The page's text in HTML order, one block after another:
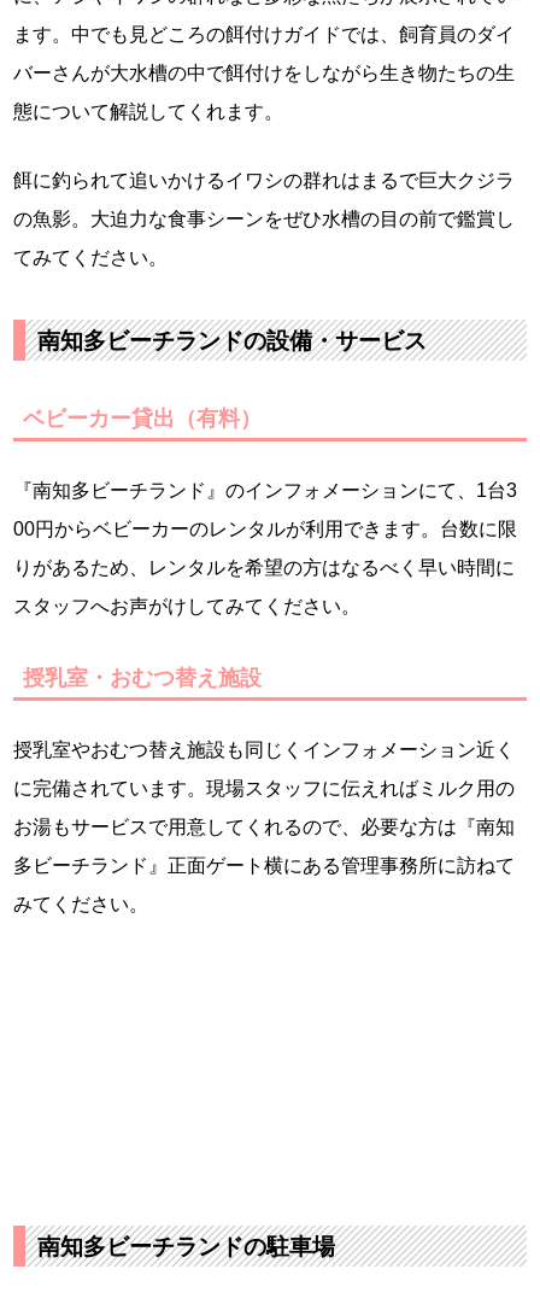
ます。中でも見どころの餌付けガイドでは、飼育員のダイ
バーさんが大水槽の中で餌付けをしながら生き物たちの生
態について解説してくれます。
餌に釣られて追いかけるイワシの群れはまるで巨大クジラ
の魚影。大迫力な食事シーンをぜひ水槽の目の前で鑑賞し
てみてください。
南知多ビーチランドの設備・サービス
ベビーカー貸出（有料）
『南知多ビーチランド』のインフォメーションにて、1台3
00円からベビーカーのレンタルが利用できます。台数に限
りがあるため、レンタルを希望の方はなるべく早い時間に
スタッフへお声がけしてみてください。
授乳室・おむつ替え施設
授乳室やおむつ替え施設も同じくインフォメーション近く
に完備されています。現場スタッフに伝えればミルク用の
お湯もサービスで用意してくれるので、必要な方は『南知
多ビーチランド』正面ゲート横にある管理事務所に訪ねて
みてください。
南知多ビーチランドの駐車場